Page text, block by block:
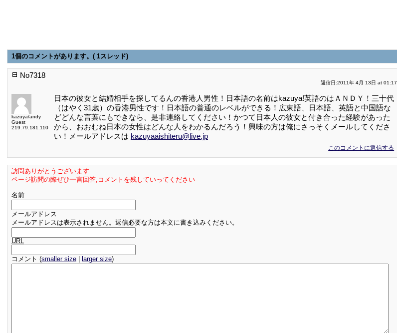
1個のコメントがあります。( 1スレッド)
No7318
返信日:2011年 4月 13日 at 01:17
kazuya/andy
Guest
219.79.181.110
日本の彼女と結婚相手を探してるんの香港人男性！日本語の名前はkazuya!英語のはＡＮＤＹ！三十代
（はやく31歳）の香港男性です！日本語の普通のレベルができる！広東語、日本語、英語と中国語な
どどんな言葉にもできなら、是非連絡してください！かつて日本人の彼女と付き合った経験があった
から、おおむね日本の女性はどんな人をわかるんだろう！興味の方は俺にさっそくメールしてくださ
い！メールアドレスは kazuyaaishiteru@live.jp
このコメントに返信する
訪問ありがとうございます
ページ訪問の際ぜひ一言回答,コメントを残していってください
名前
メールアドレス
メールアドレスは表示されません。返信必要な方は本文に書き込みください。
URL
コメント (smaller size larger size)